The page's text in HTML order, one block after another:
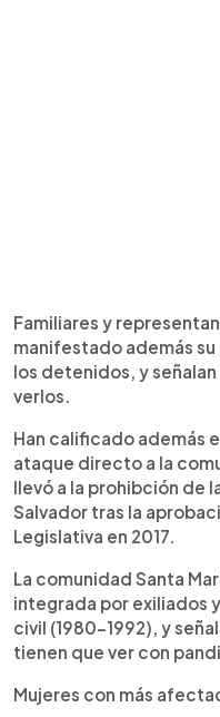
Familiares y
manifestado además
los detenidos, y
verlos.
Han calificado además
ataque directo a la
llevó a la prohibción de
Salvador tras la
Legislativa en 2017.
La comunidad Santa
integrada por exiliados
civil (1980-1992), y
tienen que ver con
Mujeres con más